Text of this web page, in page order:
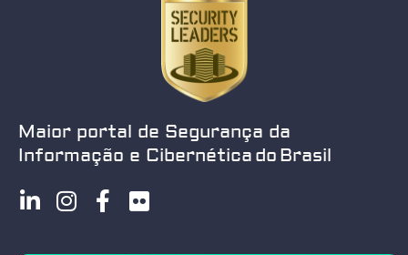
Maior portal de Segurança da
Informação e Cibernética do Brasil